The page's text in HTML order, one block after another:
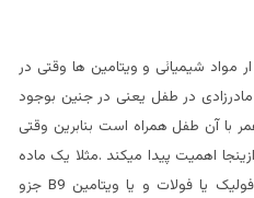
شیمیائی و ویتامین ها وقتی در
در طفل یعنی در جنین بوجود
با آن طفل همراه است بنابرین وقتی
اهمیت پیدا میکند .مثلا یک ماده
ایست به اسم اسید فولیک (اسید فولیک یا فولات و یا ویتامین B9 جزو